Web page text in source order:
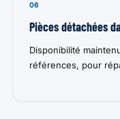
06
Pièces détachées
Disponibilité
références, pour